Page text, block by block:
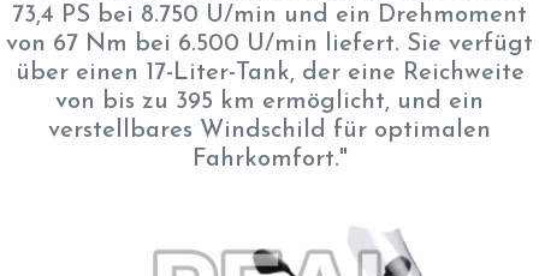
73,4 PS bei 8.750 U/min und ein Drehmoment
von 67 Nm bei 6.500 U/min liefert. Sie verfügt
über einen 17-Liter-Tank, der eine Reichweite
von bis zu 395 km ermöglicht, und ein
verstellbares Windschild für optimalen
Fahrkomfort."